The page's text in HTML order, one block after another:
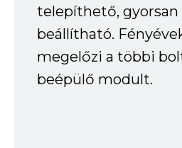
telepíthető, gyorsan
beállítható.
megelőzi a többi
beépülő modult.